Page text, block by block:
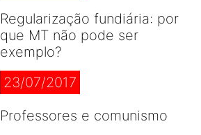
Regularização fundiária: por
que MT não pode ser
exemplo?
23/07/2017
Professores e comunismo